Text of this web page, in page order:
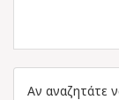
Αν αναζητάτε